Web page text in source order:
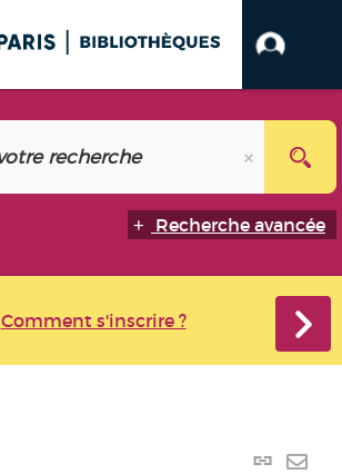
Recherche avancée
Comment s'inscrire ?
Lien